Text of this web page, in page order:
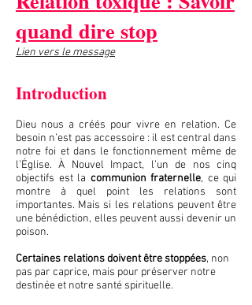
quand dire stop
Lien vers le message
Introduction
Dieu nous a créés pour vivre en relation. Ce
besoin n’est pas accessoire : il est central dans
notre foi et dans le fonctionnement même de
l’Église. À Nouvel Impact, l’un de nos cinq
objectifs est la communion fraternelle, ce qui
montre à quel point les relations sont
importantes. Mais si les relations peuvent être
une bénédiction, elles peuvent aussi devenir un
poison.
Certaines relations doivent être stoppées, non
pas par caprice, mais pour préserver notre
destinée et notre santé spirituelle.